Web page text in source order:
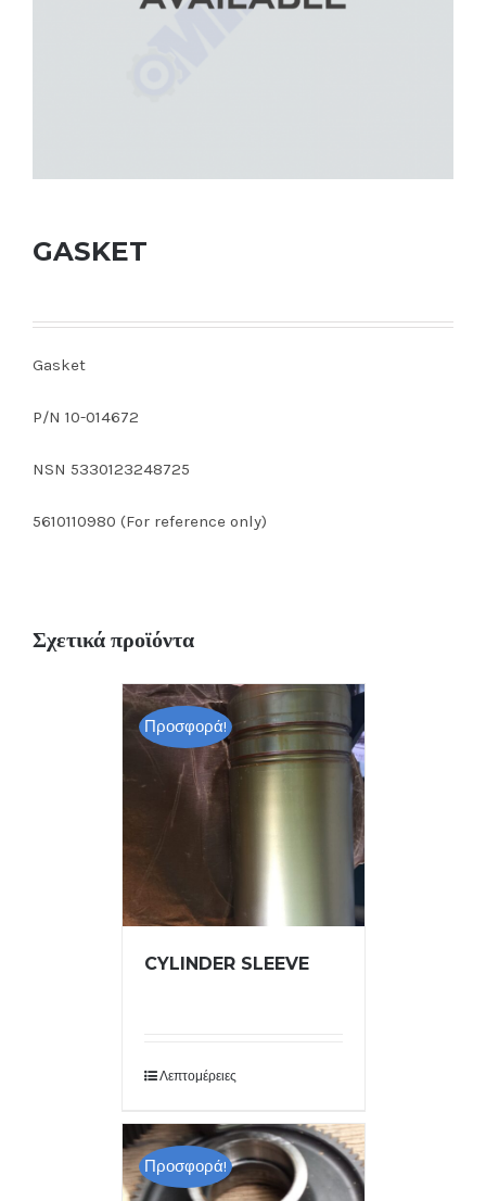
GASKET
Gasket
P/N 10-014672
NSN 5330123248725
5610110980 (For reference only)
Σχετικά προϊόντα
Προσφορά!
CYLINDER SLEEVE
Λεπτομέρειες
Προσφορά!